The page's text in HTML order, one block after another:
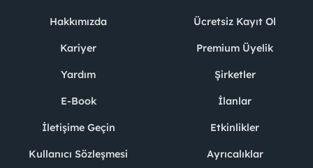
Hakkımızda
Kariyer
Yardım
E-Book
İletişime Geçin
Kullanıcı Sözleşmesi
Ücretsiz Kayıt Ol
Premium Üyelik
Şirketler
İlanlar
Etkinlikler
Ayrıcalıklar